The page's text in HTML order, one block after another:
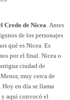
Credo de Nicea . Antes
de los personajes
qué es Nicea. Es
por el final. Nicea o
ciudad de
muy cerca de
en día se llama
aquí convocó el